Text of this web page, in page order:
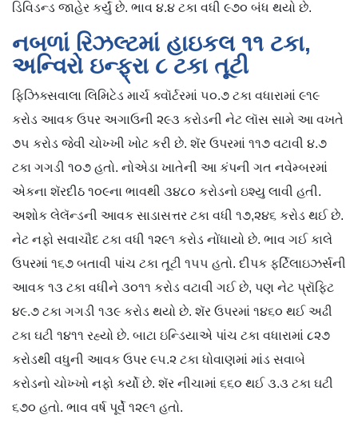
ડિવિડન્ડ જાહેર કર્યું છે. ભાવ ૪.૪ ટકા વધી ૯૭૦ બંધ થયો છે.
નબળાં રિઝલ્ટમાં હાઇકલ ૧૧ ટકા,
અન્વિરો ઇન્ફ્રા ૮ ટકા તૂટી
ફિઝિક્સવાલા લિમિટેડ માર્ચ ક્વૉર્ટરમાં ૫૦.૭ ટકા વધારામાં ૯૧૯
કરોડ આવક ઉપર અગાઉની ૨૯૩ કરોડની નેટ લૉસ સામે આ વખતે
૭૫ કરોડ જેવી ચોખ્ખી ખોટ કરી છે. શૅર ઉપરમાં ૧૧૭ વટાવી ૪.૭
ટકા ગગડી ૧૦૭ હતો. નોએડા ખાતેની આ કંપની ગત નવેમ્બરમાં
એકના શૅરદીઠ ૧૦૯ના ભાવથી ૩૪૮૦ કરોડનો ઇશ્યુ લાવી હતી.
અશોક લેલૅન્ડની આવક સાડાસત્તર ટકા વધી ૧૭,૨૪૬ કરોડ થઈ છે.
નેટ નફો સવાચૌદ ટકા વધી ૧૨૯૧ કરોડ નોંધાયો છે. ભાવ ગઈ કાલે
ઉપરમાં ૧૬૭ બતાવી પાંચ ટકા તૂટી ૧૫૫ હતો. દીપક ફર્ટિલાઇઝર્સની
આવક ૧૩ ટકા વધીને ૩૦૧૧ કરોડ વટાવી ગઈ છે, પણ નેટ પ્રૉફિટ
૪૯.૭ ટકા ગગડી ૧૩૯ કરોડ થયો છે. શૅર ઉપરમાં ૧૪૬૦ થઈ અઢી
ટકા ઘટી ૧૪૧૧ રહ્યો છે. બાટા ઇન્ડિયાએ પાંચ ટકા વધારામાં ૮૨૭
કરોડથી વધુની આવક ઉપર ૯૫.૨ ટકા ધોવાણમાં માંડ સવાબે
કરોડનો ચોખ્ખો નફો કર્યો છે. શૅર નીચામાં ૬૬૦ થઈ ૩.૩ ટકા ઘટી
૬૭૦ હતો. ભાવ વર્ષ પૂર્વે ૧૨૯૧ હતો.